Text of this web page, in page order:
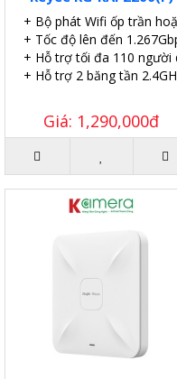
+ Bộ phát Wifi ốp trần
+ Tốc độ lên đến
+ Hỗ trợ tối đa 110 người
+ Hỗ trợ 2 băng tần
Giá: 1,290,000đ